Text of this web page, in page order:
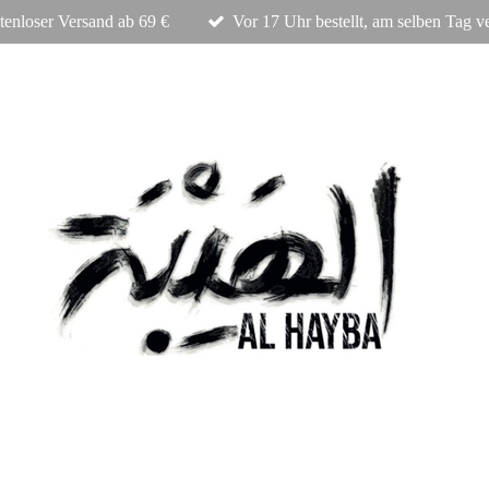
Versand ab 69 € Vor 17 Uhr bestellt, am selben Tag